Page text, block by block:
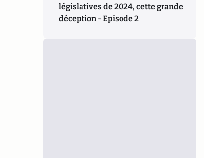
législatives de 2024, cette grande
déception - Episode 2